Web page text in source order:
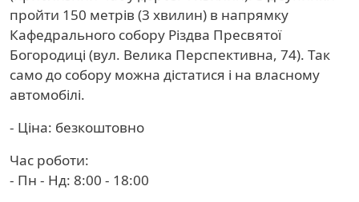
пройти 150 метрів (3 хвилин) в напрямку
Кафедрального собору Різдва Пресвятої
Богородиці (вул. Велика Перспективна, 74). Так
само до собору можна дістатися і на власному
автомобілі.
- Ціна: безкоштовно
Час роботи:
- Пн - Нд: 8:00 - 18:00